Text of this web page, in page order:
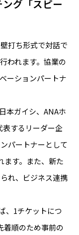
グ「スピー
打ち形式で対話で
われます。協業の
ーションパートナ
本ガイシ、ANAホ
表するリーダー企
パートナーとして
ます。また、新た
れ、ビジネス連携
、1チケットにつ
着順のため事前の